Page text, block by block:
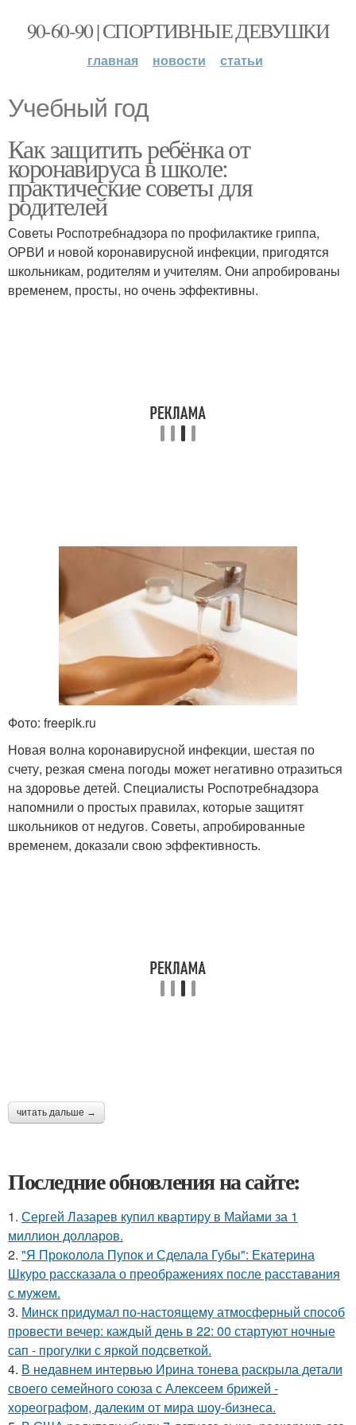
90-60-90 | СПОРТИВНЫЕ ДЕВУШКИ
главная новости статьи
Учебный год
Как защитить ребёнка от
коронавируса в школе:
практические советы для
родителей
Советы Роспотребнадзора по профилактике гриппа,
ОРВИ и новой коронавирусной инфекции, пригодятся
школьникам, родителям и учителям. Они апробированы
временем, просты, но очень эффективны.
Фото: freepik.ru
Новая волна коронавирусной инфекции, шестая по
счету, резкая смена погоды может негативно отразиться
на здоровье детей. Специалисты Роспотребнадзора
напомнили о простых правилах, которые защитят
школьников от недугов. Советы, апробированные
временем, доказали свою эффективность.
читать дальше →
Последние обновления на сайте:
1. Сергей Лазарев купил квартиру в Майами за 1
миллион долларов.
2. "Я Проколола Пупок и Сделала Губы": Екатерина
Шкуро рассказала о преображениях после расставания
с мужем.
3. Минск придумал по-настоящему атмосферный способ
провести вечер: каждый день в 22: 00 стартуют ночные
сап - прогулки с яркой подсветкой.
4. В недавнем интервью Ирина тонева раскрыла детали
своего семейного союза с Алексеем брижей -
хореографом, далеким от мира шоу-бизнеса.